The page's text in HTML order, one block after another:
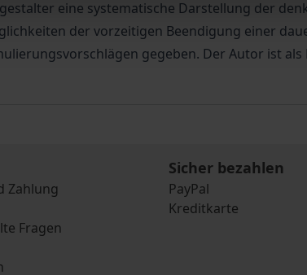
eine systematische Darstellung der
der vorzeitigen Beendigung einer
gegeben. Der Autor ist
Zahlung
Fragen
Sicher bezahlen
PayPal
Kreditkarte